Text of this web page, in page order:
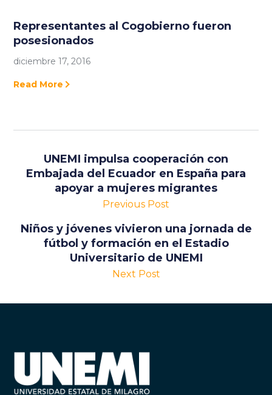
Representantes al Cogobierno fueron
posesionados
diciembre 17, 2016
Read More
UNEMI impulsa cooperación con
Embajada del Ecuador en España para
apoyar a mujeres migrantes
Previous Post
Niños y jóvenes vivieron una jornada de
fútbol y formación en el Estadio
Universitario de UNEMI
Next Post